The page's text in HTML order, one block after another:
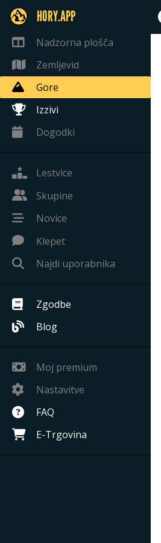
HORY.APP
Nadzorna plošča
Zemljevid
Gore
Izzivi
Dogodki
Lestvice
Skupine
Novice
Klepet
Najdi uporabnika
Zgodbe
Blog
Moj premium
Nastavitve
FAQ
E-Trgovina